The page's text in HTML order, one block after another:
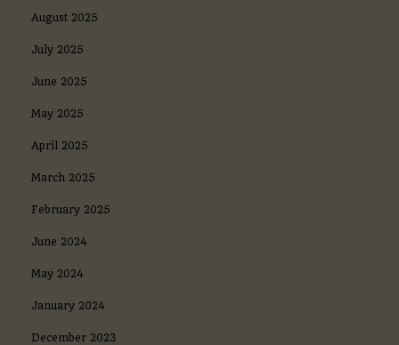
August 2025
July 2025
June 2025
May 2025
April 2025
March 2025
February 2025
June 2024
May 2024
January 2024
December 2023